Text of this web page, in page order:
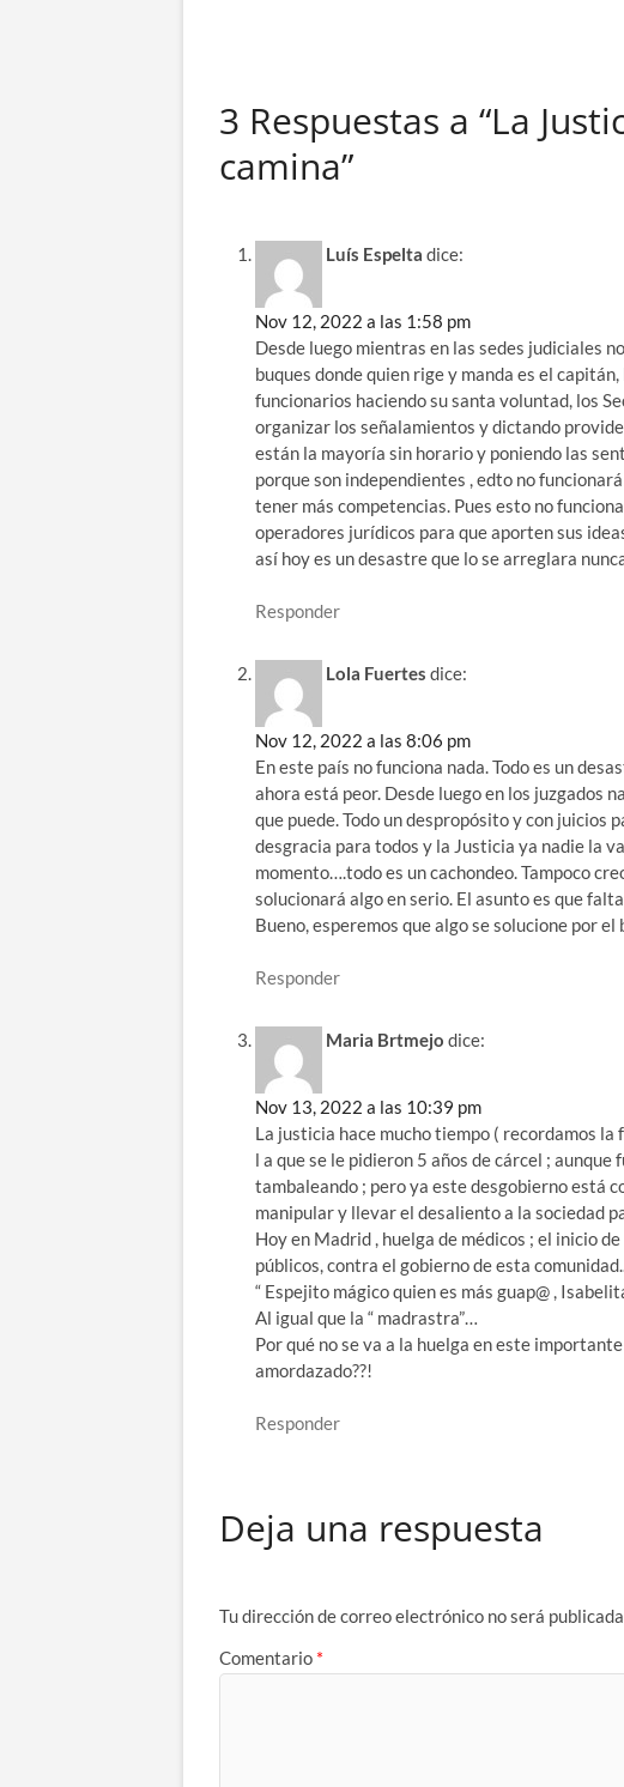
3 Respuestas a “La
camina”
Luís Espelta dice:
Nov 12, 2022 a las 1:58 pm
Desde luego mientras en las sedes judiciales
buques donde quien rige y manda es el
funcionarios haciendo su santa voluntad, los
organizar los señalamientos y dictando
están la mayoría sin horario y poniendo las
porque son independientes , edto no
tener más competencias. Pues esto no
operadores jurídicos para que aporten sus
así hoy es un desastre que lo se arreglara
Responder
Lola Fuertes dice:
Nov 12, 2022 a las 8:06 pm
En este país no funciona nada. Todo es un
ahora está peor. Desde luego en los juzgados
que puede. Todo un despropósito y con juicios
desgracia para todos y la Justicia ya nadie la
momento….todo es un cachondeo. Tampoco
solucionará algo en serio. El asunto es que
Bueno, esperemos que algo se solucione por el
Responder
Maria Brtmejo dice:
Nov 13, 2022 a las 10:39 pm
La justicia hace mucho tiempo ( recordamos
l a que se le pidieron 5 años de cárcel ;
tambaleando ; pero ya este desgobierno está
manipular y llevar el desaliento a la sociedad
Hoy en Madrid , huelga de médicos ; el inicio
públicos, contra el gobierno de esta
“ Espejito mágico quien es más guap@ ,
Al igual que la “ madrastra”…
Por qué no se va a la huelga en este
amordazado??!
Responder
Deja una respuesta
Tu dirección de correo electrónico no será
Comentario *